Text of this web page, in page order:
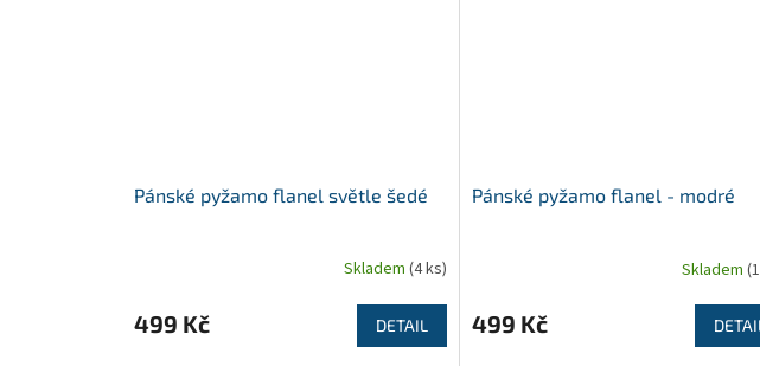
Pánské pyžamo flanel světle šedé
Skladem (4 ks)
499 Kč DETAIL
Pánské pyžamo flanel - modré
Skladem
499 Kč DETAIL